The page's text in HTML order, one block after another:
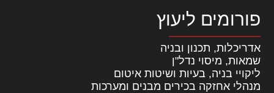
פורומים ליעוץ
אדריכלות, תכנון ובניה
שמאות, מיסוי נדל"ן
ליקויי בניה, בעיות ושיטות איטום
מנהלי אחזקה בכירים מבנים ומערכות